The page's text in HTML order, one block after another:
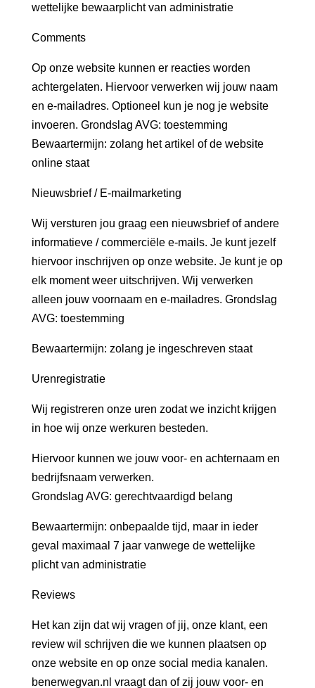
wettelijke bewaarplicht van administratie
Comments
Op onze website kunnen er reacties worden
achtergelaten. Hiervoor verwerken wij jouw naam
en e-mailadres. Optioneel kun je nog je website
invoeren. Grondslag AVG: toestemming
Bewaartermijn: zolang het artikel of de website
online staat
Nieuwsbrief / E-mailmarketing
Wij versturen jou graag een nieuwsbrief of andere
informatieve / commerciële e-mails. Je kunt jezelf
hiervoor inschrijven op onze website. Je kunt je op
elk moment weer uitschrijven. Wij verwerken
alleen jouw voornaam en e-mailadres. Grondslag
AVG: toestemming
Bewaartermijn: zolang je ingeschreven staat
Urenregistratie
Wij registreren onze uren zodat we inzicht krijgen
in hoe wij onze werkuren besteden.
Hiervoor kunnen we jouw voor- en achternaam en
bedrijfsnaam verwerken.
Grondslag AVG: gerechtvaardigd belang
Bewaartermijn: onbepaalde tijd, maar in ieder
geval maximaal 7 jaar vanwege de wettelijke
plicht van administratie
Reviews
Het kan zijn dat wij vragen of jij, onze klant, een
review wil schrijven die we kunnen plaatsen op
onze website en op onze social media kanalen.
benerwegvan.nl vraagt dan of zij jouw voor- en